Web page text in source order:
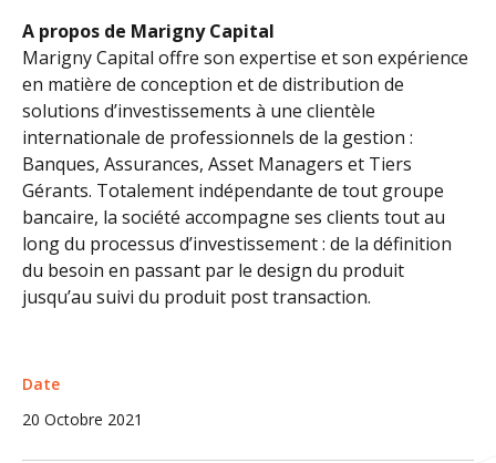
A propos de Marigny Capital
Marigny Capital offre son expertise et son expérience
en matière de conception et de distribution de
solutions d’investissements à une clientèle
internationale de professionnels de la gestion :
Banques, Assurances, Asset Managers et Tiers
Gérants. Totalement indépendante de tout groupe
bancaire, la société accompagne ses clients tout au
long du processus d’investissement : de la définition
du besoin en passant par le design du produit
jusqu’au suivi du produit post transaction.
Date
20 Octobre 2021